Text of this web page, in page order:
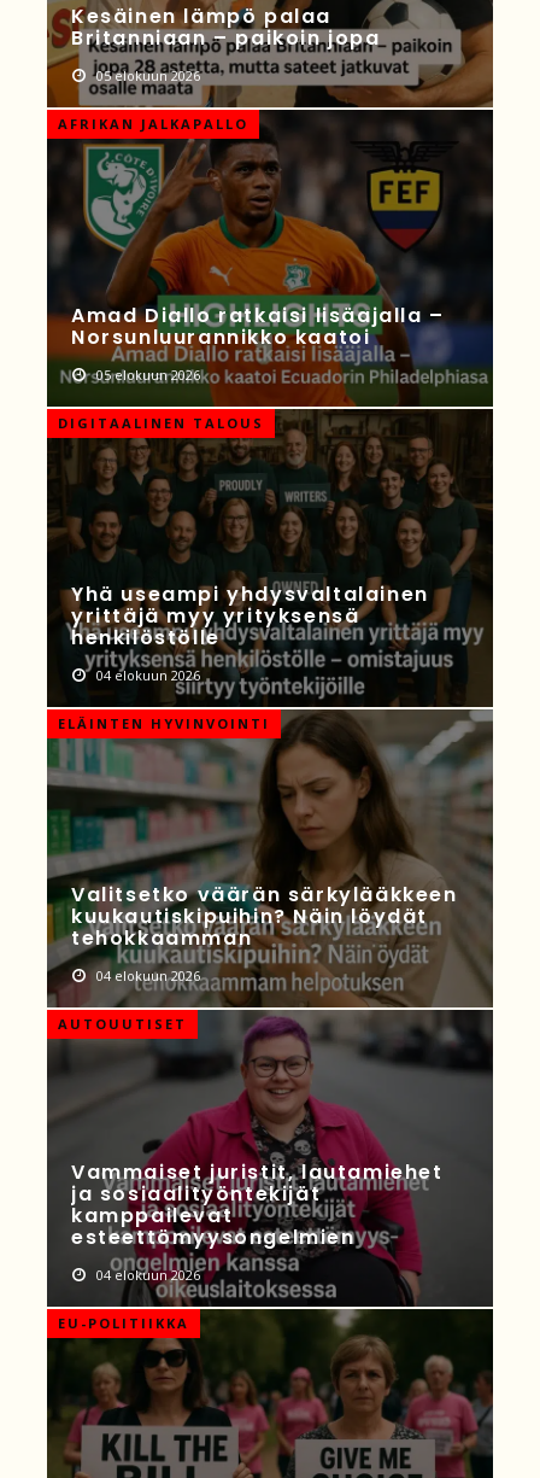
Kesäinen lämpö palaa
Britanniaan – paikoin jopa
05 elokuun 2026
AFRIKAN JALKAPALLO
Amad Diallo ratkaisi lisäajalla –
Norsunluurannikko kaatoi
05 elokuun 2026
DIGITAALINEN TALOUS
Yhä useampi yhdysvaltalainen
yrittäjä myy yrityksensä
henkilöstölle
04 elokuun 2026
ELÄINTEN HYVINVOINTI
Valitsetko väärän särkylääkkeen
kuukautiskipuihin? Näin löydät
tehokkaamman
04 elokuun 2026
AUTOUUTISET
Vammaiset juristit, lautamiehet
ja sosiaalityöntekijät
kamppailevat
esteettömyysongelmien
04 elokuun 2026
EU-POLITIIKKA